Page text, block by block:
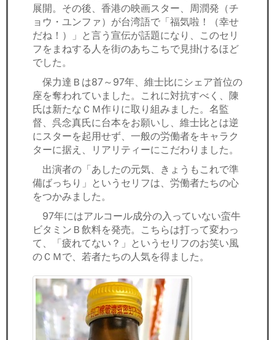
展開。その後、香港の映画スター、周潤発（チ
ョウ・ユンファ）が台湾語で「福気啦！（幸せ
だね！）」と言う宣伝が話題になり、このセリ
フをまねする人を街のあちこちで見掛けるほど
でした。
保力達Ｂは87～97年、維士比にシェア首位の
座を奪われていました。これに対抗すべく、陳
氏は新たなＣＭ作りに取り組みました。名監
督、呉念真氏に台本をお願いし、維士比とは逆
にスターを起用せず、一般の労働者をキャラク
ターに据え、リアリティーにこだわりました。
出演者の「あしたの元気、きょうもこれで準
備ばっちり」というセリフは、労働者たちの心
をつかみました。
97年にはアルコール成分の入っていない蛮牛
ビタミンＢ飲料を発売。こちらは打って変わっ
て、「疲れてない？」というセリフのお笑い風
のＣＭで、若者たちの人気を得ました。